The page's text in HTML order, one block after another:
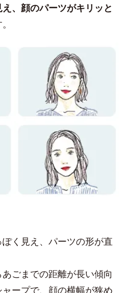
、顔のパーツがキリッと
ぽく見え、パーツの形が直
ごまでの距離が長い傾向
ャープで、顔の横幅が狭め